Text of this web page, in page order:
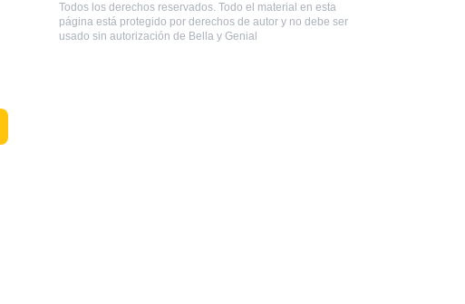
Todos los derechos reservados. Todo el material en esta
página está protegido por derechos de autor y no debe ser
usado sin autorización de Bella y Genial